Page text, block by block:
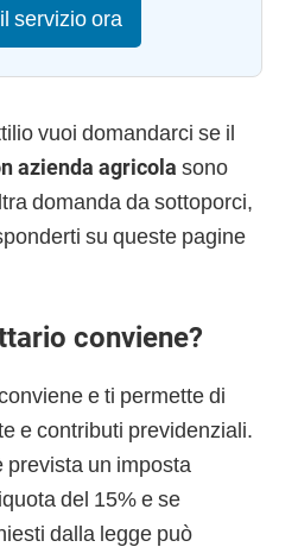
servizio ora
vuoi domandarci se il
azienda agricola sono
domanda da sottoporci,
su queste pagine
conviene?
e ti permette di
e contributi previdenziali.
prevista un imposta
del 15% e se
dalla legge può